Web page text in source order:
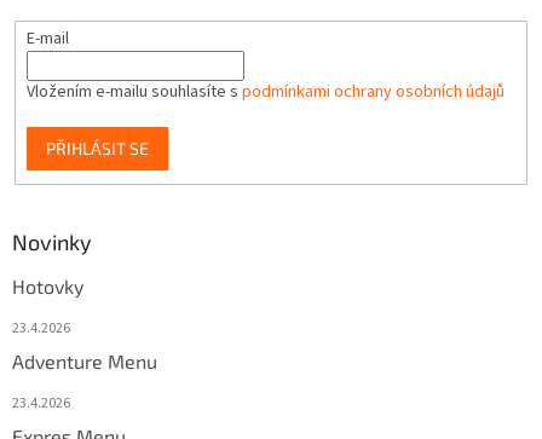
E-mail
Vložením e-mailu souhlasíte s podmínkami ochrany osobních údajů
PŘIHLÁSIT SE
Novinky
Hotovky
23.4.2026
Adventure Menu
23.4.2026